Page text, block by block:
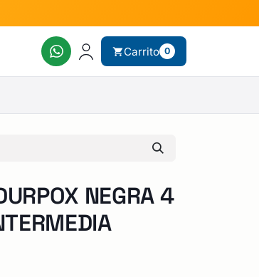
Carrito 0
NEGRA 4